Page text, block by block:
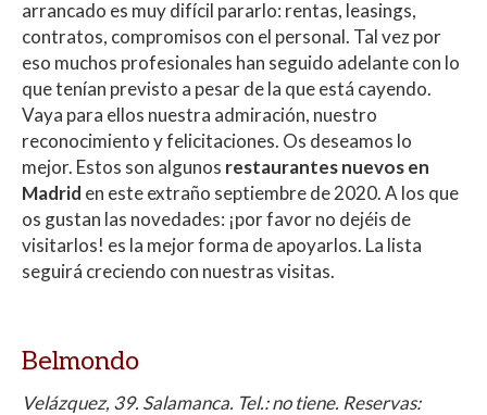
s
A
p
p
b
o
o
k
er p
ar
ti
r
arrancado es muy difícil pararlo: rentas, leasings,
contratos, compromisos con el personal. Tal vez por
eso muchos profesionales han seguido adelante con lo
que tenían previsto a pesar de la que está cayendo.
Vaya para ellos nuestra admiración, nuestro
reconocimiento y felicitaciones. Os deseamos lo
mejor. Estos son algunos restaurantes nuevos en
Madrid en este extraño septiembre de 2020. A los que
os gustan las novedades: ¡por favor no dejéis de
visitarlos! es la mejor forma de apoyarlos. La lista
seguirá creciendo con nuestras visitas.
Belmondo
Velázquez, 39. Salamanca. Tel.: no tiene. Reservas: